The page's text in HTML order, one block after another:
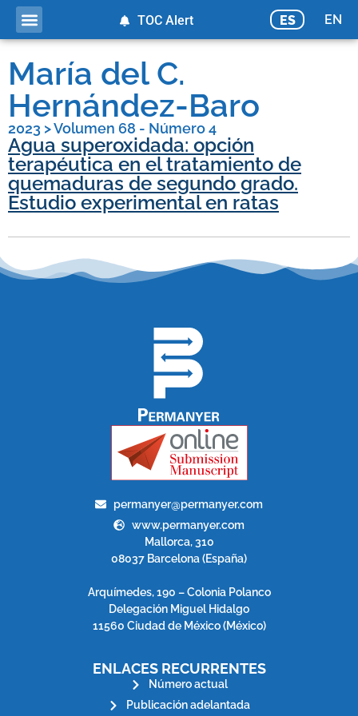
ES EN
TOC Alert
María del C.
Hernández-Baro
2023 >Volumen 68 - Número 4
Agua superoxidada: opción
terapéutica en el tratamiento de
quemaduras de segundo grado.
Estudio experimental en ratas
permanyer@permanyer.com
www.permanyer.com
Mallorca, 310
08037 Barcelona (España)
Arquímedes, 190 – Colonia Polanco
Delegación Miguel Hidalgo
11560 Ciudad de México (México)
ENLACES RECURRENTES
Número actual
Publicación adelantada